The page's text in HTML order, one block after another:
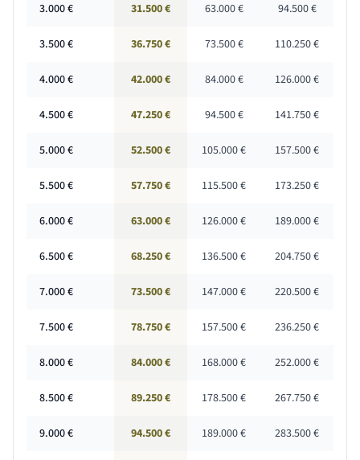
3.000€ 31.500 € 63.000 € 94.500 €
3.500€ 36.750 € 73.500 € 110.250 €
4.000€ 42.000 € 84.000 € 126.000 €
4.500€ 47.250 € 94.500 € 141.750 €
5.000€ 52.500 € 105.000 € 157.500 €
5.500€ 57.750 € 115.500 € 173.250 €
6.000€ 63.000 € 126.000 € 189.000 €
6.500€ 68.250 € 136.500 € 204.750 €
7.000€ 73.500 € 147.000 € 220.500 €
7.500€ 78.750 € 157.500 € 236.250 €
8.000€ 84.000 € 168.000 € 252.000 €
8.500€ 89.250 € 178.500 € 267.750 €
9.000€ 94.500 € 189.000 € 283.500 €